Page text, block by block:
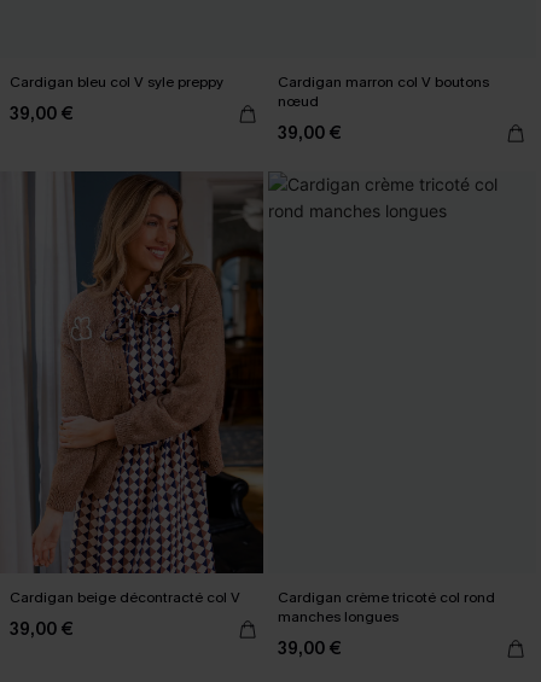
Cardigan bleu col V syle preppy
39,00 €
Cardigan marron col V boutons
nœud
39,00 €
Cardigan beige décontracté col V
39,00 €
Cardigan crème tricoté col rond
manches longues
39,00 €